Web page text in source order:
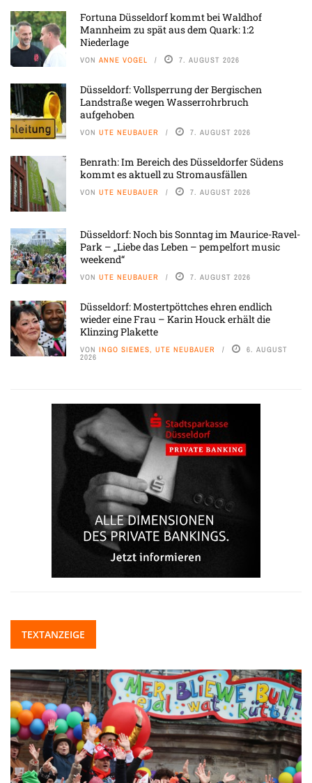
Fortuna Düsseldorf kommt bei Waldhof
Mannheim zu spät aus dem Quark: 1:2
Niederlage
VON ANNE VOGEL 7. AUGUST 2026
Düsseldorf: Vollsperrung der Bergischen
Landstraße wegen Wasserrohrbruch
aufgehoben
VON UTE NEUBAUER 7. AUGUST 2026
Benrath: Im Bereich des Düsseldorfer Südens
kommt es aktuell zu Stromausfällen
VON UTE NEUBAUER 7. AUGUST 2026
Düsseldorf: Noch bis Sonntag im Maurice-Ravel-
Park – „Liebe das Leben – pempelfort music
weekend“
VON UTE NEUBAUER 7. AUGUST 2026
Düsseldorf: Mostertpöttches ehren endlich
wieder eine Frau – Karin Houck erhält die
Klinzing Plakette
VON INGO SIEMES, UTE NEUBAUER 6. AUGUST
2026
TEXTANZEIGE